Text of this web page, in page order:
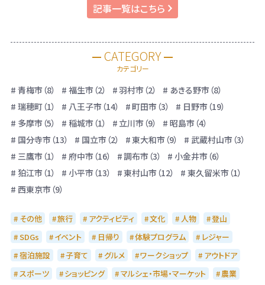
記事一覧はこちら
CATEGORY
カテゴリー
青梅市（8） 福生市（2） 羽村市（2）
あきる野市（8）
瑞穂町（1）
八王子市（14） 町田市（3）
日野市（19）
多摩市（5）
稲城市（1） 立川市（9）
昭島市（4）
国分寺市（13）
国立市（2） 東大和市（9）
武蔵村山市（3）
三鷹市（1）
府中市（16） 調布市（3）
小金井市（6）
狛江市（1）
小平市（13） 東村山市（12）
東久留米市（1）
西東京市（9）
その他 旅行 アクティビティ 文化 人物
登山
SDGs
イベント 日帰り 体験プログラム
レジャー
宿泊施設
子育て グルメ ワークショップ
アウトドア
スポーツ
ショッピング マルシェ・市場・マーケット
農業